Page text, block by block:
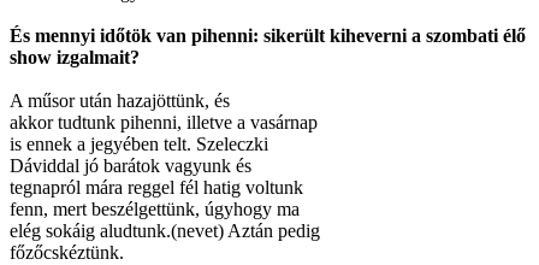
És mennyi időtök van pihenni: sikerült kiheverni a szombati élő
show izgalmait?
A műsor után hazajöttünk, és
akkor tudtunk pihenni, illetve a vasárnap
is ennek a jegyében telt. Szeleczki
Dáviddal jó barátok vagyunk és
tegnapról mára reggel fél hatig voltunk
fenn, mert beszélgettünk, úgyhogy ma
elég sokáig aludtunk.(nevet) Aztán pedig
főzőcskéztünk.